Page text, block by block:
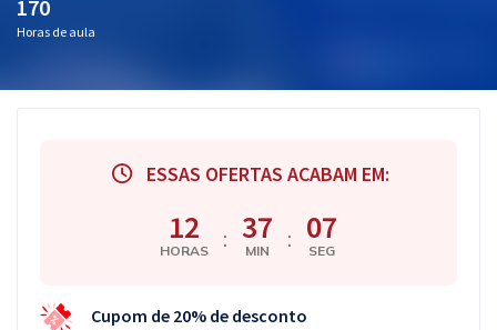
Conteúdo gratuito
Atendimento
170
Horas de aula
ESSAS OFERTAS ACABAM EM:
12
HORAS : 37
MIN : 06
SEG
Cupom de 20% de desconto